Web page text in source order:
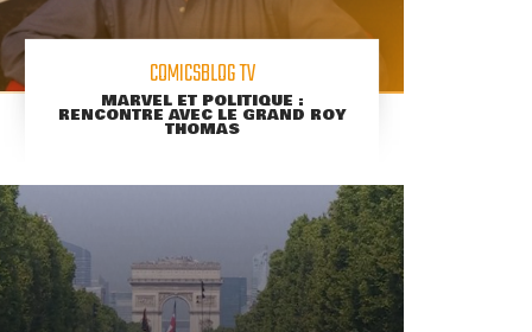
COMICSBLOG TV
MARVEL ET POLITIQUE :
RENCONTRE AVEC LE GRAND ROY
THOMAS